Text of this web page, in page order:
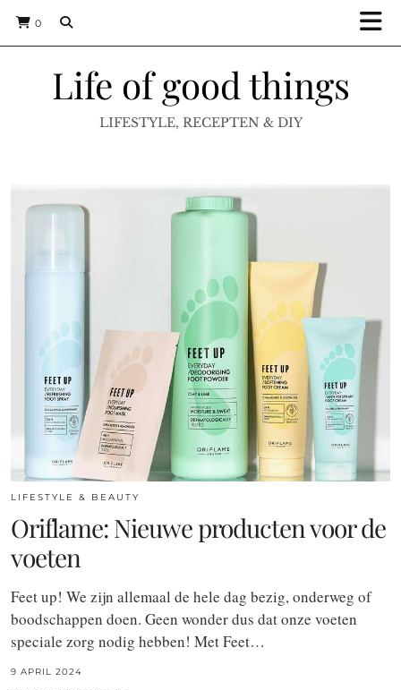
0
Life of good things
LIFESTYLE, RECEPTEN & DIY
LIFESTYLE & BEAUTY
Oriflame: Nieuwe producten voor de
voeten
Feet up! We zijn allemaal de hele dag bezig, onderweg of
boodschappen doen. Geen wonder dus dat onze voeten
speciale zorg nodig hebben! Met Feet…
9 APRIL 2024